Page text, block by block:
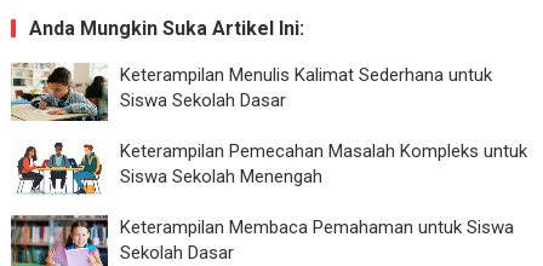
Anda Mungkin Suka Artikel Ini:
Keterampilan Menulis Kalimat Sederhana untuk
Siswa Sekolah Dasar
Keterampilan Pemecahan Masalah Kompleks untuk
Siswa Sekolah Menengah
Keterampilan Membaca Pemahaman untuk Siswa
Sekolah Dasar